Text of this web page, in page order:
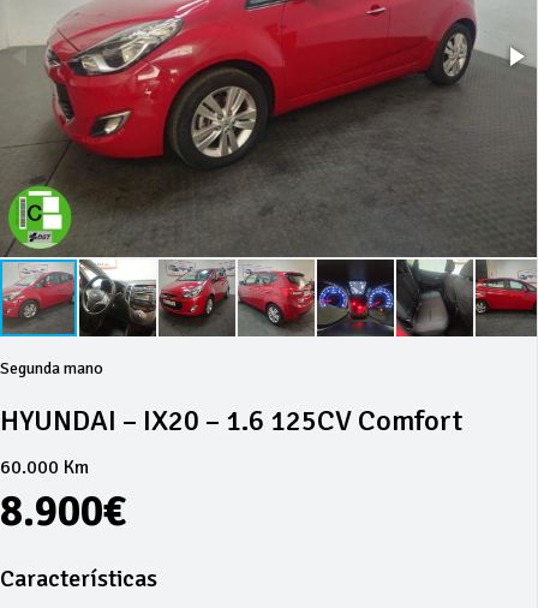
Segunda mano
HYUNDAI – IX20 – 1.6 125CV Comfort
60.000 Km
8.900€
Características